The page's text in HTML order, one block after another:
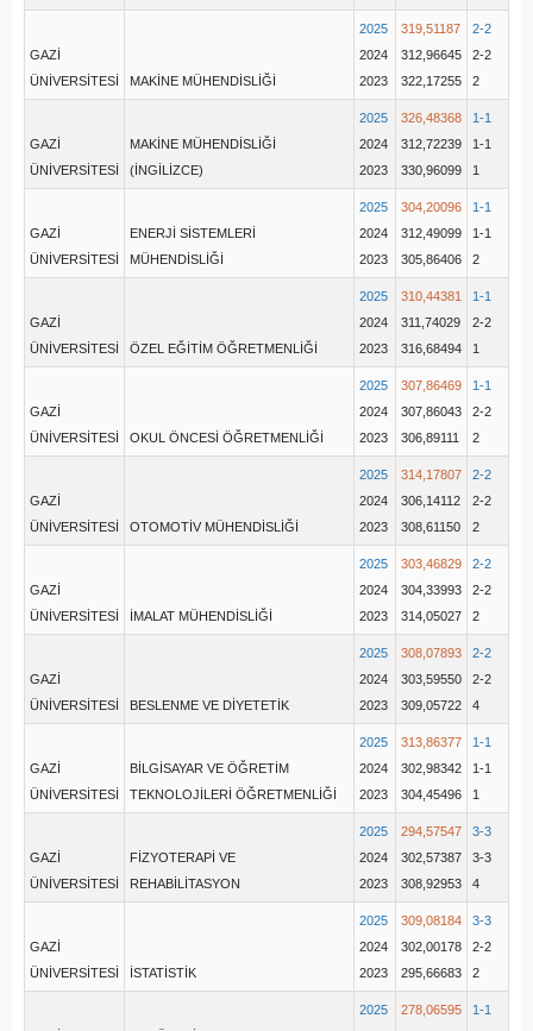
GAZİ
ÜNİVERSİTESİ
MAKİNE MÜHENDİSLİĞİ
2025
2024
2023
319,51187
312,96645
322,17255
2-2
2-2
2
GAZİ
ÜNİVERSİTESİ
MAKİNE MÜHENDİSLİĞİ
(İNGİLİZCE)
2025
2024
2023
326,48368
312,72239
330,96099
1-1
1-1
1
GAZİ
ÜNİVERSİTESİ
ENERJİ SİSTEMLERİ
MÜHENDİSLİĞİ
2025
2024
2023
304,20096
312,49099
305,86406
1-1
1-1
2
GAZİ
ÜNİVERSİTESİ
ÖZEL EĞİTİM ÖĞRETMENLİĞİ
2025
2024
2023
310,44381
311,74029
316,68494
1-1
2-2
1
GAZİ
ÜNİVERSİTESİ
OKUL ÖNCESİ ÖĞRETMENLİĞİ
2025
2024
2023
307,86469
307,86043
306,89111
1-1
2-2
2
GAZİ
ÜNİVERSİTESİ
OTOMOTİV MÜHENDİSLİĞİ
2025
2024
2023
314,17807
306,14112
308,61150
2-2
2-2
2
GAZİ
ÜNİVERSİTESİ
İMALAT MÜHENDİSLİĞİ
2025
2024
2023
303,46829
304,33993
314,05027
2-2
2-2
2
GAZİ
ÜNİVERSİTESİ
BESLENME VE DİYETETİK
2025
2024
2023
308,07893
303,59550
309,05722
2-2
2-2
4
GAZİ
ÜNİVERSİTESİ
BİLGİSAYAR VE ÖĞRETİM
TEKNOLOJİLERİ ÖĞRETMENLİĞİ
2025
2024
2023
313,86377
302,98342
304,45496
1-1
1-1
1
GAZİ
ÜNİVERSİTESİ
FİZYOTERAPİ VE
REHABİLİTASYON
2025
2024
2023
294,57547
302,57387
308,92953
3-3
3-3
4
GAZİ
ÜNİVERSİTESİ
İSTATİSTİK
2025
2024
2023
309,08184
302,00178
295,66683
3-3
2-2
2
2025
278,06595
1-1